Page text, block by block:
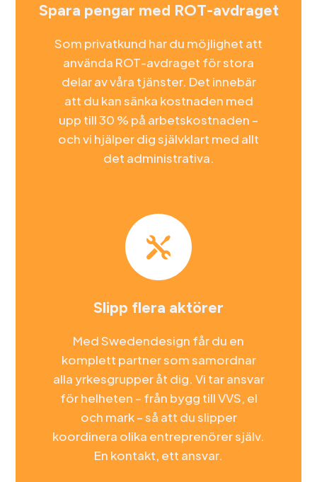
Spara pengar med ROT-avdraget
Som privatkund har du möjlighet att
använda ROT-avdraget för stora
delar av våra tjänster. Det innebär
att du kan sänka kostnaden med
upp till 30 % på arbetskostnaden –
och vi hjälper dig självklart med allt
det administrativa.

Slipp flera aktörer
Med Swedendesign får du en
komplett partner som samordnar
alla yrkesgrupper åt dig. Vi tar ansvar
för helheten – från bygg till VVS, el
och mark – så att du slipper
koordinera olika entreprenörer själv.
En kontakt, ett ansvar.